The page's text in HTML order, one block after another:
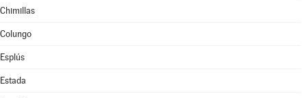
Chimillas
Colungo
Esplús
Estada